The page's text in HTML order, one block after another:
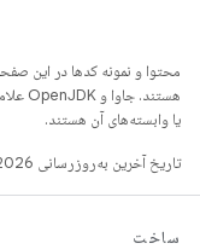
محتوا و نمونه کدها در این
یا وابسته‌های آن هستند.
تاریخ آخرین به‌روزرسانی 2026-06-18 به‌وقت ساعت هماهنگ جهانی.
ساخت